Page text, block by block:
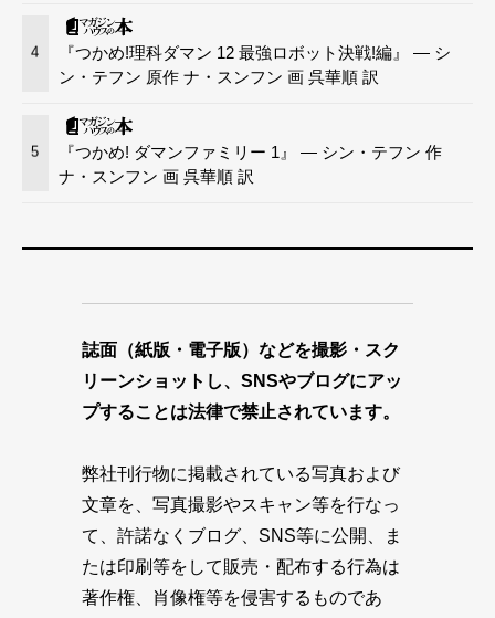
4
『つかめ!理科ダマン 12 最強ロボット決戦!編』 — シ
ン・テフン 原作 ナ・スンフン 画 呉華順 訳
5
『つかめ! ダマンファミリー 1』 — シン・テフン 作
ナ・スンフン 画 呉華順 訳
誌面（紙版・電子版）などを撮影・スク
リーンショットし、SNSやブログにアッ
プすることは法律で禁止されています。
弊社刊行物に掲載されている写真および
文章を、写真撮影やスキャン等を行なっ
て、許諾なくブログ、SNS等に公開、ま
たは印刷等をして販売・配布する行為は
著作権、肖像権等を侵害するものであ